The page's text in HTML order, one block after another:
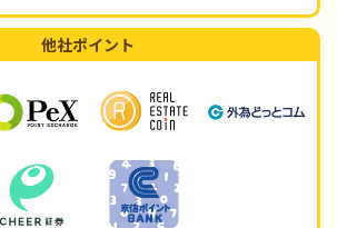
他社ポイント